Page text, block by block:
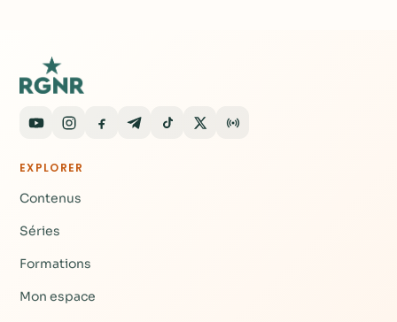
EXPLORER
Contenus
Séries
Formations
Mon espace